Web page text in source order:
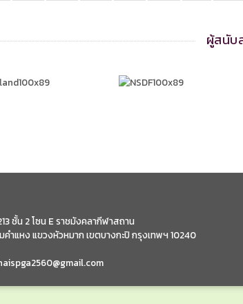
ผู้สนับ
ชั้น 2 โซน E ราชมังคลากีฬาสถาน
ำแหง แขวงหัวหมาก เขตบางกะปิ กรุงเทพฯ 10240